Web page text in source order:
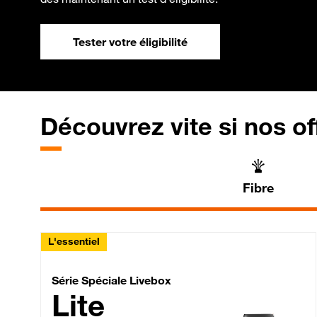
Tester votre éligibilité
Découvrez vite si nos
Fibre
L'essentiel
Série Spéciale
Série Spéciale Livebox
Lite